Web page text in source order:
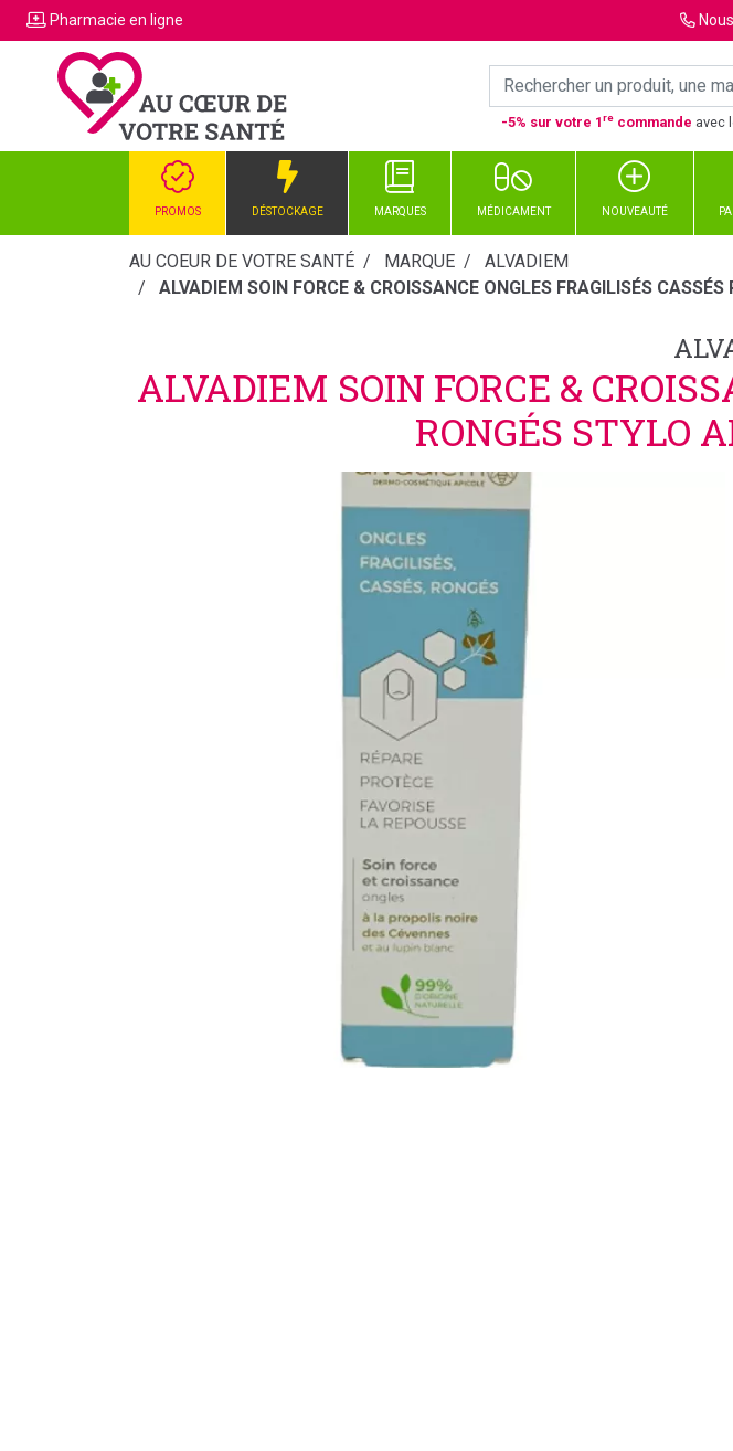
Pharmacie en ligne Nous
-5% sur votre 1re commande avec
PROMOS DÉSTOCKAGE MARQUES MÉDICAMENT NOUVEAUTÉ
AU COEUR DE VOTRE SANTÉ MARQUE
ALVADIEM
ALVADIEM SOIN FORCE & CROISSANCE ONGLES FRAGILISÉS
ALVADIEM SOIN FORCE &
RONGÉS STYLO